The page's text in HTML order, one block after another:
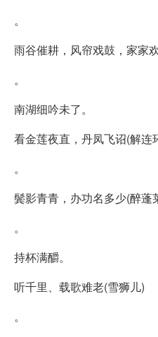
。
雨谷催耕，风帘戏鼓，家家
。
南湖细吟未了。
看金莲夜直，丹凤飞诏(解连
。
鬓影青青，办功名多少(醉蓬
。
持杯满釂。
听千里、载歌难老(雪狮儿)
。